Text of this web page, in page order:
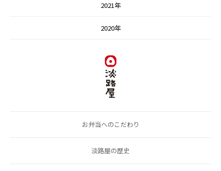
2021年
2020年
お弁当へのこだわり
淡路屋の歴史